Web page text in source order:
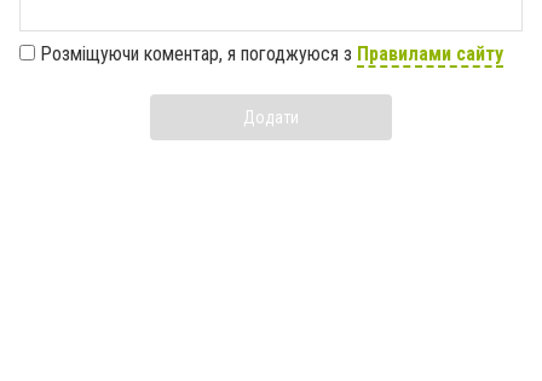
Розміщуючи коментар, я погоджуюся з Правилами сайту
Додати